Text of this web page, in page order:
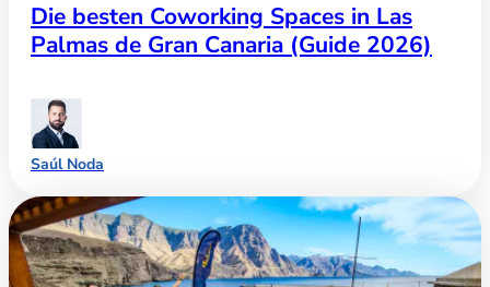
Die besten Coworking Spaces in Las
Palmas de Gran Canaria (Guide 2026)
Saúl Noda